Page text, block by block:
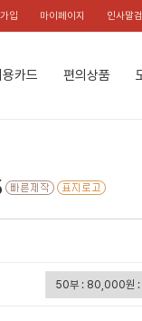
입 마이페이지 인사말
카드 편의상품